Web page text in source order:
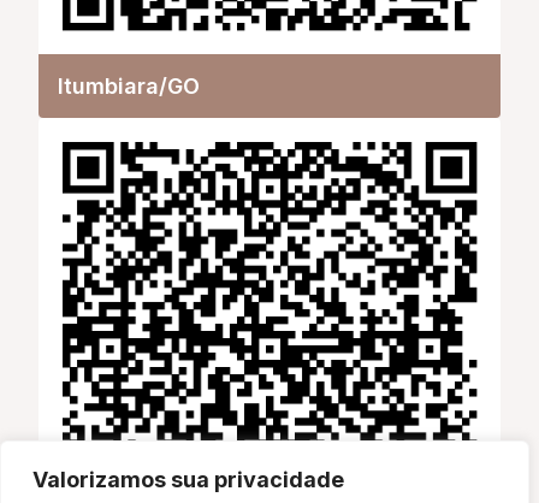
Valorizamos sua privacidade
Itumbiara/GO